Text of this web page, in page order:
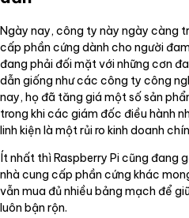
Ngày nay, công ty này ngày càng
cấp phần cứng dành cho người
đang phải đối mặt với những cơn
dẫn giống như các công ty công
nay, họ đã tăng giá một số sản
trong khi các giám đốc điều hành
linh kiện là một rủi ro kinh doanh
Ít nhất thì Raspberry Pi cũng đang
nhà cung cấp phần cứng khác
vẫn mua đủ nhiều bảng mạch để
luôn bận rộn.